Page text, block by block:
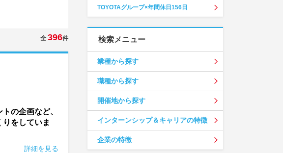
全 396件
の企画など、
をしていま
詳細を見る
TOYOTAグループ×年間休日156日
検索メニュー
業種から探す
職種から探す
開催地から探す
インターンシップ＆キャリアの特徴
企業の特徴